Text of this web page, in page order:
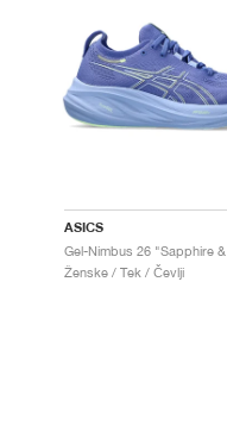
ASICS
Ženske / Tek / Čevlji